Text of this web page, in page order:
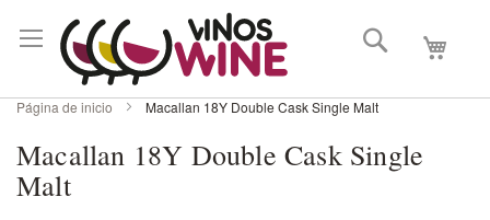
Mi
Buscar
Página de inicio Macallan 18Y Double Cask Single Malt
Macallan 18Y Double Cask Single
Malt